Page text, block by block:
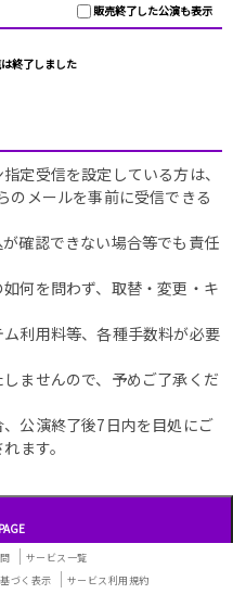
販売終了した公演も表示
終了しました
定受信を設定している方は、
メールを事前に受信できる
確認できない場合等でも責任
何を問わず、取替・変更・キ
利用料等、各種手数料が必要
ませんので、予めご了承くだ
公演終了後7日内を目処にご
ます。
サービス一覧
づく表示 サービス利用規約